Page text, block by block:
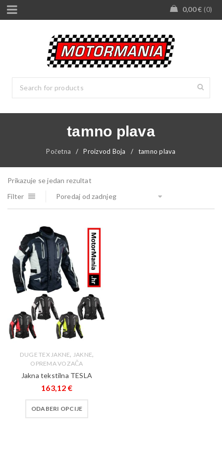
0,00€ 0
tamno plava
Početna / Proizvod Boja / tamno plava
Prikazuje se jedan rezultat
Filter
Poredaj od zadnjeg
DUGE TEX JAKNE, JAKNE,
OPREMA VOZAČA
Jakna tekstilna TESLA
163,12 €
ODABERI OPCIJE